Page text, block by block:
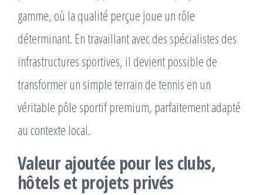
gamme, où la qualité perçue joue un rôle
déterminant. En travaillant avec des spécialistes des
infrastructures sportives, il devient possible de
transformer un simple terrain de tennis en un
véritable pôle sportif premium, parfaitement adapté
au contexte local.
Valeur ajoutée pour les clubs,
hôtels et projets privés